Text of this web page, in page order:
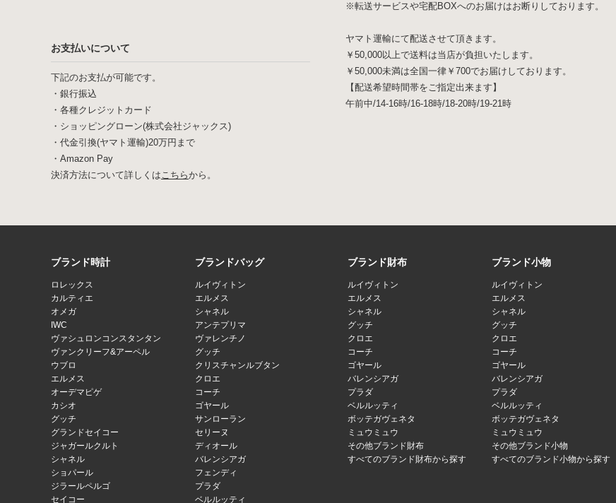
お支払いについて
下記のお支払が可能です。
・銀行振込
・各種クレジットカード
・ショッピングローン(株式会社ジャックス)
・代金引換(ヤマト運輸)20万円まで
・Amazon Pay
決済方法について詳しくはこちらから。
※転送サービスや宅配BOXへのお届けはお断りしております。
ヤマト運輸にて配送させて頂きます。
￥50,000以上で送料は当店が負担いたします。
￥50,000未満は全国一律￥700でお届けしております。
【配送希望時間帯をご指定出来ます】
午前中/14-16時/16-18時/18-20時/19-21時
ブランド時計
ロレックス
カルティエ
オメガ
IWC
ヴァシュロンコンスタンタン
ヴァンクリーフ&アーペル
ウブロ
エルメス
オーデマピゲ
カシオ
グッチ
グランドセイコー
ジャガールクルト
シャネル
ショパール
ジラールペルゴ
セイコー
ブランドバッグ
ルイヴィトン
エルメス
シャネル
アンテプリマ
ヴァレンチノ
グッチ
クリスチャンルブタン
クロエ
コーチ
ゴヤール
サンローラン
セリーヌ
ディオール
バレンシアガ
フェンディ
プラダ
ベルルッティ
ブランド財布
ルイヴィトン
エルメス
シャネル
グッチ
クロエ
コーチ
ゴヤール
バレンシアガ
プラダ
ベルルッティ
ボッテガヴェネタ
ミュウミュウ
その他ブランド財布
すべてのブランド財布から探す
ブランド小物
ルイヴィトン
エルメス
シャネル
グッチ
クロエ
コーチ
ゴヤール
バレンシアガ
プラダ
ベルルッティ
ボッテガヴェネタ
ミュウミュウ
その他ブランド小物
すべてのブランド小物から探す